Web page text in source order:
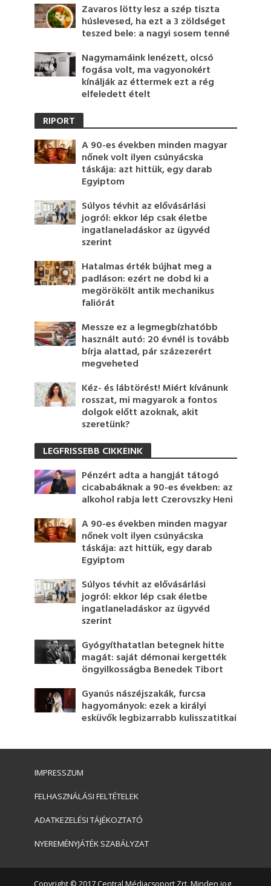
Zavaros lötty lesz a szép tiszta
húslevesed, ha ezt a 3 zöldséget
teszed bele: a nagyi sosem tenné
Nagymamáink lenézett, olcsó
fogása volt, ma vagyonokért
kínálják az éttermek ezt a rég
elfeledett ételt
RIPORT
A 90-es években minden magyar
nőnek volt ilyen csúnyácska
táskája: azt hittük, egy darab
Egyiptom
Súlyos tévhit az elővásárlási
jogról: ekkor lép csak életbe
ingatlaneladáskor az ügyvéd
szerint
Hatalmas érték bújhat meg a
padláson: ezért ne dobd ki a
megörökölt antik mechanikus
faliórát
Messze ez a legmegbízhatóbb
használt autó: 20 évnél is tovább
bírja alattad, pár százezerért
megveheted
Kéz- és lábtörést! Miért kívánunk
rosszat, mi magyarok a fontos
dolgok előtt azoknak, akit
szeretünk?
LEGFRISSEBB CIKKEINK
Pénzért adta a hangját tátogó
cicababáknak a 90-es években: az
alkohol rabja lett Czerovszky Heni
A 90-es években minden magyar
nőnek volt ilyen csúnyácska
táskája: azt hittük, egy darab
Egyiptom
Súlyos tévhit az elővásárlási
jogról: ekkor lép csak életbe
ingatlaneladáskor az ügyvéd
szerint
Gyógyíthatatlan betegnek hitte
magát: saját démonai kergették
öngyilkosságba Benedek Tibort
Gyanús nászéjszakák, furcsa
hagyományok: ezek a királyi
esküvők legbizarrabb kulisszatitkai
IMPRESSZUM
FELHASZNÁLÁSI FELTÉTELEK
ADATKEZELÉSI TÁJÉKOZTATÓ
NYEREMÉNYJÁTÉK SZABÁLYZAT
Copyright © 2017 Central Médiacsoport Zrt. Minden jog